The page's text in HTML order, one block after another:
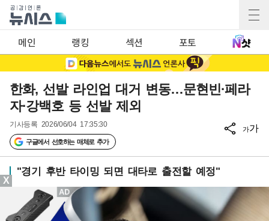
메인 랭킹 섹션 포토
한화, 선발 라인업 대거 변동…문현빈·페라
자·강백호 등 선발 제외
기사등록 2026/06/04 17:35:30
구글에서 선호하는 매체로 추가
가가
"경기 후반 타이밍 되면 대타로 출전할 예정"
X